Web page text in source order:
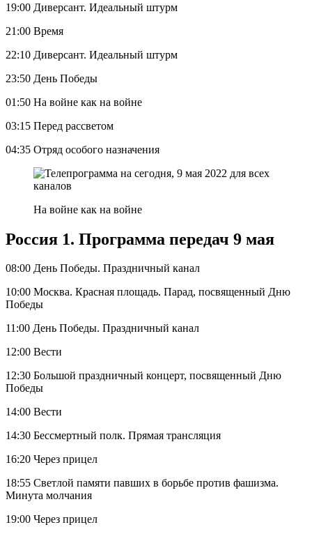
19:00 Диверсант. Идеальный штурм
21:00 Время
22:10 Диверсант. Идеальный штурм
23:50 День Победы
01:50 На войне как на войне
03:15 Перед рассветом
04:35 Отряд особого назначения
На войне как на войне
Россия 1. Программа передач 9 мая
08:00 День Победы. Праздничный канал
10:00 Москва. Красная площадь. Парад, посвященный Дню
Победы
11:00 День Победы. Праздничный канал
12:00 Вести
12:30 Большой праздничный концерт, посвященный Дню
Победы
14:00 Вести
14:30 Бессмертный полк. Прямая трансляция
16:20 Через прицел
18:55 Светлой памяти павших в борьбе против фашизма.
Минута молчания
19:00 Через прицел